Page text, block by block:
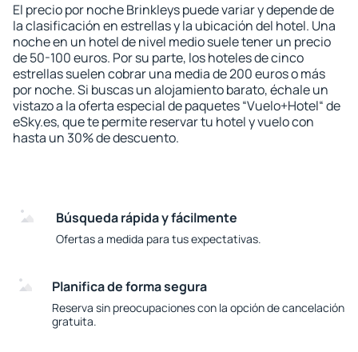
El precio por noche Brinkleys puede variar y depende de
la clasificación en estrellas y la ubicación del hotel. Una
noche en un hotel de nivel medio suele tener un precio
de 50-100 euros. Por su parte, los hoteles de cinco
estrellas suelen cobrar una media de 200 euros o más
por noche. Si buscas un alojamiento barato, échale un
vistazo a la oferta especial de paquetes “Vuelo+Hotel“ de
eSky.es, que te permite reservar tu hotel y vuelo con
hasta un 30% de descuento.
Búsqueda rápida y fácilmente
Ofertas a medida para tus expectativas.
Planifica de forma segura
Reserva sin preocupaciones con la opción de cancelación
gratuita.